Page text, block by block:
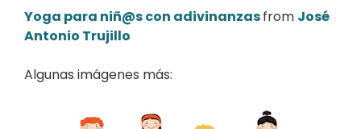
Yoga para niñ@s con adivinanzasfrom José
Antonio Trujillo
Algunas imágenes más: